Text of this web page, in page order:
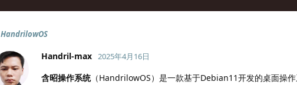
HandrilowOS
Handril-max 2025年4月16日
含昭操作系统（HandrilowOS）是一款基于Debian11开发的桌面操